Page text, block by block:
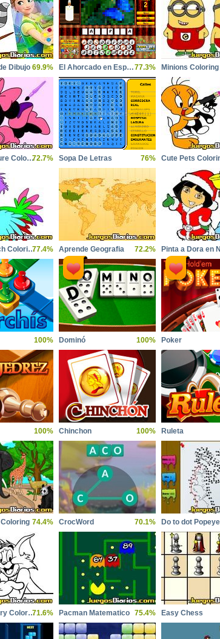
Dibujo 69.9% El Ahorcado en Español77.3% Minions Coloring
Mickey Leisure Coloring72.7% Sopa De Letras 76% Cute Pets
Peppy Ostrich Coloring77.4% Aprende Geografia 72.2%
100% Dominó 100% Poker
100% Chinchon 100% Ruleta
74.4% CrocWord 70.1% Do to dot Popeye
Tom And Jerry Coloring71.6% Pacman Matematico 75.4% Easy Chess